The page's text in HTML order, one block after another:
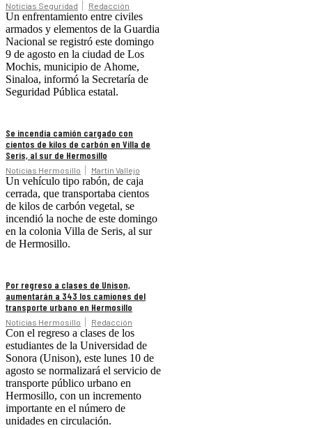
Noticias Seguridad Redacción
Un enfrentamiento entre civiles
armados y elementos de la Guardia
Nacional se registró este domingo
9 de agosto en la ciudad de Los
Mochis, municipio de Ahome,
Sinaloa, informó la Secretaría de
Seguridad Pública estatal.
Se incendia camión cargado con
cientos de kilos de carbón en Villa de
Seris, al sur de Hermosillo
Noticias Hermosillo Martín Vallejo
Un vehículo tipo rabón, de caja
cerrada, que transportaba cientos
de kilos de carbón vegetal, se
incendió la noche de este domingo
en la colonia Villa de Seris, al sur
de Hermosillo.
Por regreso a clases de Unison,
aumentarán a 343 los camiones del
transporte urbano en Hermosillo
Noticias Hermosillo Redacción
Con el regreso a clases de los
estudiantes de la Universidad de
Sonora (Unison), este lunes 10 de
agosto se normalizará el servicio de
transporte público urbano en
Hermosillo, con un incremento
importante en el número de
unidades en circulación.